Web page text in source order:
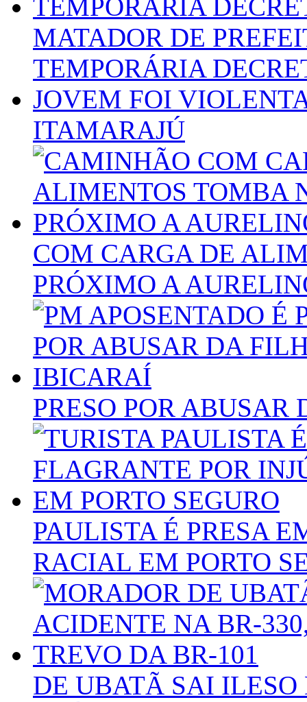
MATADOR DE
TEMPORÁRIA
JOVEM FOI
ITAMARAJÚ
COM CARGA DE
PRÓXIMO A
PRESO POR
PAULISTA É PRESA
RACIAL EM PORTO
DE UBATÃ SAI